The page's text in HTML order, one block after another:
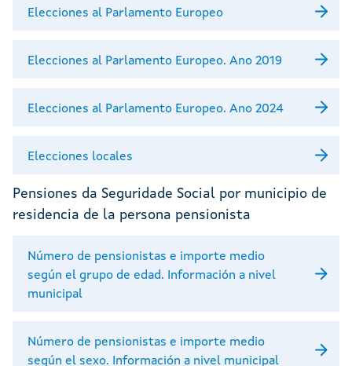
Elecciones al Parlamento Europeo
Elecciones al Parlamento Europeo. Ano 2019
Elecciones al Parlamento Europeo. Ano 2024
Elecciones locales
Pensiones da Seguridade Social por municipio de
residencia de la persona pensionista
Número de pensionistas e importe medio
según el grupo de edad. Información a nivel
municipal
Número de pensionistas e importe medio
según el sexo. Información a nivel municipal